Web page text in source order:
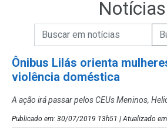
Notícias
Campo de Busca de
Campo de Busca de
Ônibus Lilás orienta
violência doméstica
A ação irá passar pelos CEUs Meninos,
Publicado em: 30/07/2019 13h51 | Atualizado